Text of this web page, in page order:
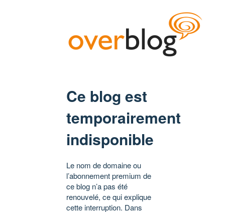
Ce blog est
temporairement
indisponible
Le nom de domaine ou
l’abonnement premium de
ce blog n’a pas été
renouvelé, ce qui explique
cette interruption. Dans